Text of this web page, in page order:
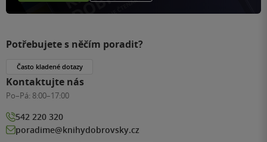
Potřebujete s něčím poradit?
Často kladené dotazy
Kontaktujte nás
Po–Pá: 8:00–17:00
542 220 320
poradime@knihydobrovsky.cz